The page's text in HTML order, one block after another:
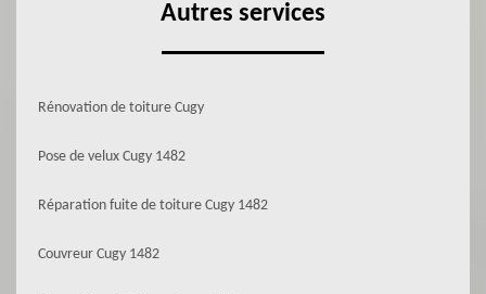
Autres services
Rénovation de toiture Cugy
Pose de velux Cugy 1482
Réparation fuite de toiture Cugy 1482
Couvreur Cugy 1482